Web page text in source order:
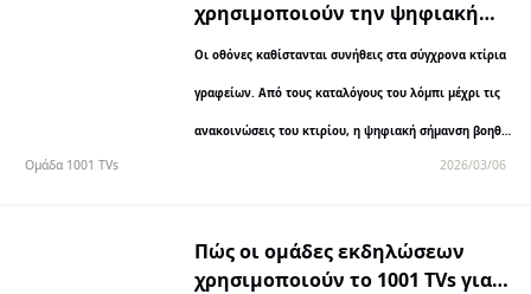
χρησιμοποιούν την ψηφιακή
με τους ενοικιαστές
Οι οθόνες καθίστανται συνήθεις στα σύγχρονα κτίρια
γραφείων. Από τους καταλόγους του λόμπι μέχρι τις
ανακοινώσεις του κτιρίου, η ψηφιακή σήμανση βοηθά
τους διαχειριστές ακινήτων να επικοινωνούν με τους
Ομάδα 1001 TVs 2026/03/06
Πώς οι ομάδες εκδηλώσεων
χρησιμοποιούν το 1001 TVs για